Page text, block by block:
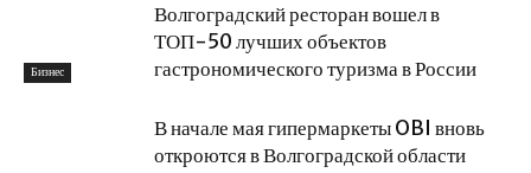
Бизнес
Волгоградский ресторан вошел в
ТОП-50 лучших объектов
гастрономического туризма в России
В начале мая гипермаркеты OBI вновь
откроются в Волгоградской области